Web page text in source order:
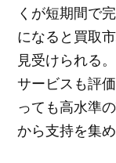
くが短期間で
になると買取
見受けられる
サービスも評
っても高水準
から支持を集